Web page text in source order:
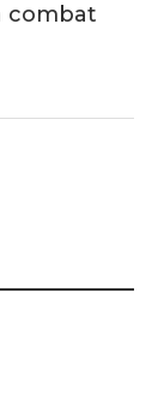
combat